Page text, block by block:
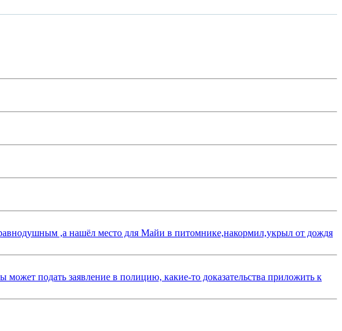
,а нашёл место для Майи в питомнике,накормил,укрыл от дождя
подать заявление в полицию, какие-то доказательства приложить к